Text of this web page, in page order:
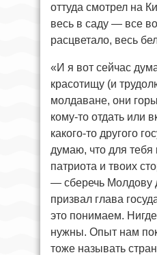
оттуда смотрел на
весь в саду — все
расцветало, весь
«И я вот сейчас
красотищу (и
молдаване, они
кому-то отдать или
какого-то другого
думаю, что для тебя
патриота и твоих
— сберечь
призвал глава
это понимаем.
нужны. Опыт нам
тоже называть